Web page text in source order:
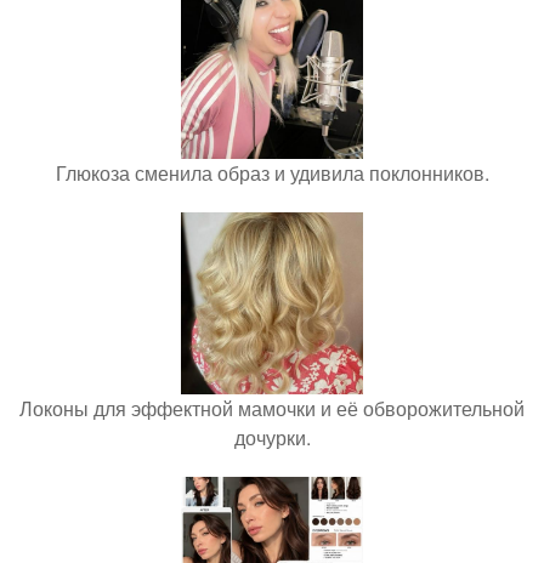
Глюкоза сменила образ и удивила поклонников.
Локоны для эффектной мамочки и её обворожительной
дочурки.